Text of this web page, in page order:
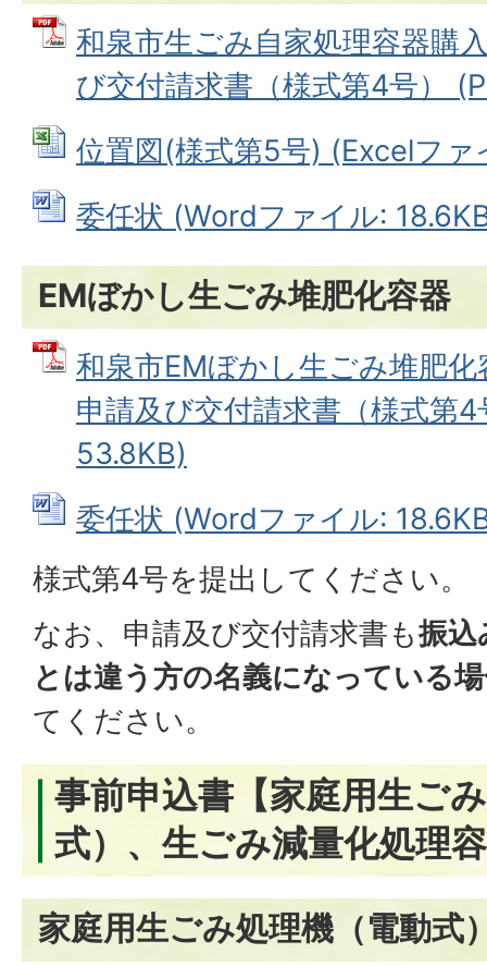
和泉市生ごみ自家処理容器購
び交付請求書（様式第4号）
位置図(様式第5号) (Excelファ
委任状 (Wordファイル:
EMぼかし生ごみ堆肥化容器
和泉市EMぼかし生ごみ堆肥
申請及び交付請求書（様式第
53.8KB)
委任状 (Wordファイル:
様式第4号を提出してください。
なお、申請及び交付請求書も振込
とは違う方の名義になっている
てください。
事前申込書【家庭用生ご
式）、生ごみ減量化処理
家庭用生ごみ処理機（電動式